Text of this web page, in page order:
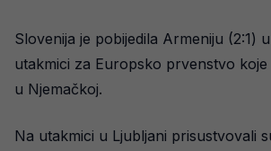
Slovenija je pobijedila Armeniju (2:1)
utakmici za Europsko prvenstvo koje
u Njemačkoj.
Na utakmici u Ljubljani prisustvovali